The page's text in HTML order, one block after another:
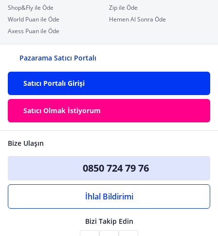
Shop&Fly ile Öde
Zip ile Öde
World Puan ile Öde
Hemen Al Sonra Öde
Axess Puan ile Öde
Pazarama Satıcı Portalı
Satıcı Portalı Girişi
Satıcı Olmak İstiyorum
Bize Ulaşın
0850 724 79 76
İhlal Bildirimi
Bizi Takip Edin